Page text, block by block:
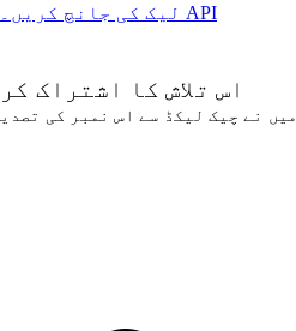
لیک کی جانچ کریں۔ انٹیگریٹ API
اس تلاش کا اشتراک
میں نے چیک لیکڈ سے اس نمبر کی